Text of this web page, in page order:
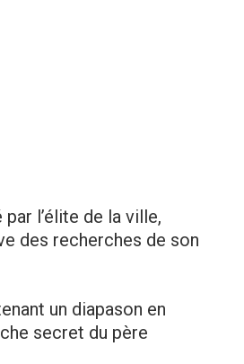
par l’élite de la ville,
des recherches de son
un diapason en
secret du père